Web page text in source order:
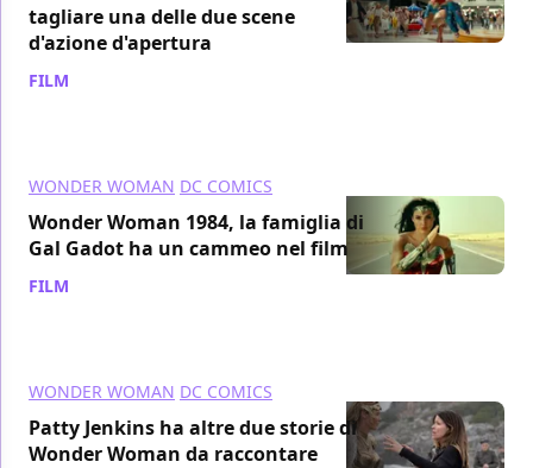
tagliare una delle due scene
d'azione d'apertura
FILM
WONDER WOMAN DC COMICS
Wonder Woman 1984, la famiglia di
Gal Gadot ha un cammeo nel film
FILM
WONDER WOMAN DC COMICS
Patty Jenkins ha altre due storie di
Wonder Woman da raccontare